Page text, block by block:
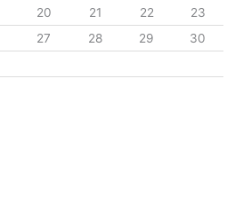
20 21 22
23
27 28 29
30